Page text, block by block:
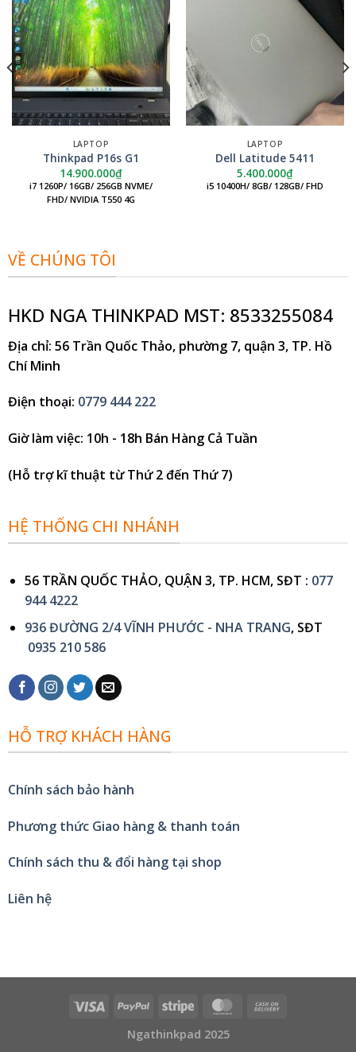
LAPTOP
Thinkpad P16s G1
14.900.000₫
i7 1260P/ 16GB/ 256GB NVME/
FHD/ NVIDIA T550 4G
LAPTOP
Dell Latitude 5411
5.400.000₫
i5 10400H/ 8GB/ 128GB/ FHD
VỀ CHÚNG TÔI
HKD NGA THINKPAD MST: 8533255084
Địa chỉ: 56 Trần Quốc Thảo, phường 7, quận 3, TP. Hồ
Chí Minh
Điện thoại: 0779 444 222
Giờ làm việc: 10h - 18h Bán Hàng Cả Tuần
(Hỗ trợ kĩ thuật từ Thứ 2 đến Thứ 7)
HỆ THỐNG CHI NHÁNH
56 TRẦN QUỐC THẢO, QUẬN 3, TP. HCM, SĐT : 077
944 4222
936 ĐƯỜNG 2/4 VĨNH PHƯỚC - NHA TRANG, SĐT
0935 210 586
HỖ TRỢ KHÁCH HÀNG
Chính sách bảo hành
Phương thức Giao hàng & thanh toán
Chính sách thu & đổi hàng tại shop
Liên hệ
Ngathinkpad 2025